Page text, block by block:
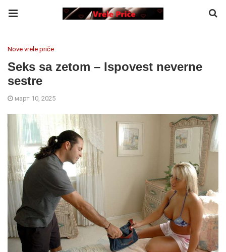
Nove vrele priče
Seks sa zetom – Ispovest neverne
sestre
март 10, 2025